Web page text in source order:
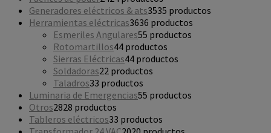
Generadores eléctricos & ats3535 productos
Herramientas eléctricas3636 productos
Esmeriles Angulares55 productos
Rotomartillos44 productos
Sierras Eléctricas44 productos
Soldadoras22 productos
Taladros33 productos
Luminaria de Emergencias55 productos
Otros2828 productos
Tableros eléctricos33 productos